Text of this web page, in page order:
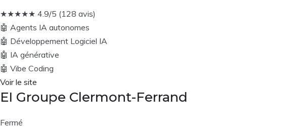
★★★★★ 4.9/5 (128 avis)
🤖 Agents IA autonomes
🤖 Développement Logiciel IA
🤖 IA générative
🤖 Vibe Coding
Voir le site
EI Groupe Clermont-Ferrand
Fermé